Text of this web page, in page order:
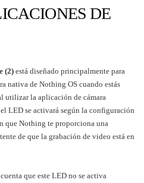
DE
(2)está diseñado principalmente para
nativa de Nothing OS cuando estás
utilizar la aplicación de cámara
LED se activará según la configuración
que Nothing te proporciona una
de que la grabación de video está en
que este LED no se activa